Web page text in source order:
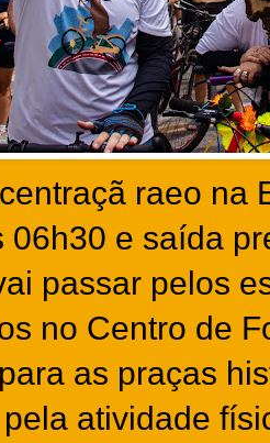
raeo na
06h30 e saída
passar pelos
no Centro de
as praças
atividade